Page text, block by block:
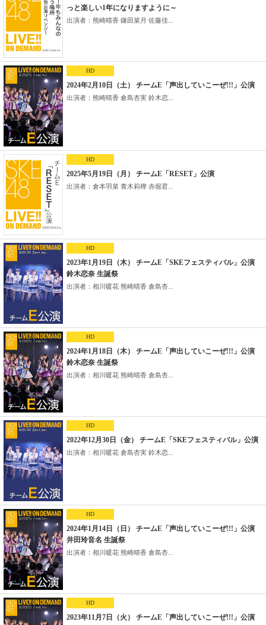
っと楽しい1年になりますように～
出演者：熊崎晴香 鎌田菜月 佐藤佳...
HD
2024年2月10日（土） チームE「声出していこーぜ!!!」公演
出演者：熊崎晴香 倉島杏実 鈴木恋...
HD
2025年5月19日（月） チームE「RESET」公演
出演者：倉本羽菜 青木莉樺 赤堀君...
HD
2023年1月19日（木） チームE「SKEフェスティバル」公演
鈴木恋奈 生誕祭
出演者：相川暖花 熊崎晴香 倉島杏...
HD
2024年1月18日（木） チームE「声出していこーぜ!!!」公演
鈴木恋奈 生誕祭
出演者：相川暖花 熊崎晴香 倉島杏...
HD
2022年12月30日（金） チームE「SKEフェスティバル」公演
出演者：相川暖花 倉島杏実 鈴木恋...
HD
2024年1月14日（日） チームE「声出していこーぜ!!!」公演
井田玲音名 生誕祭
出演者：相川暖花 熊崎晴香 倉島杏...
HD
2023年11月7日（火） チームE「声出していこーぜ!!!」公演